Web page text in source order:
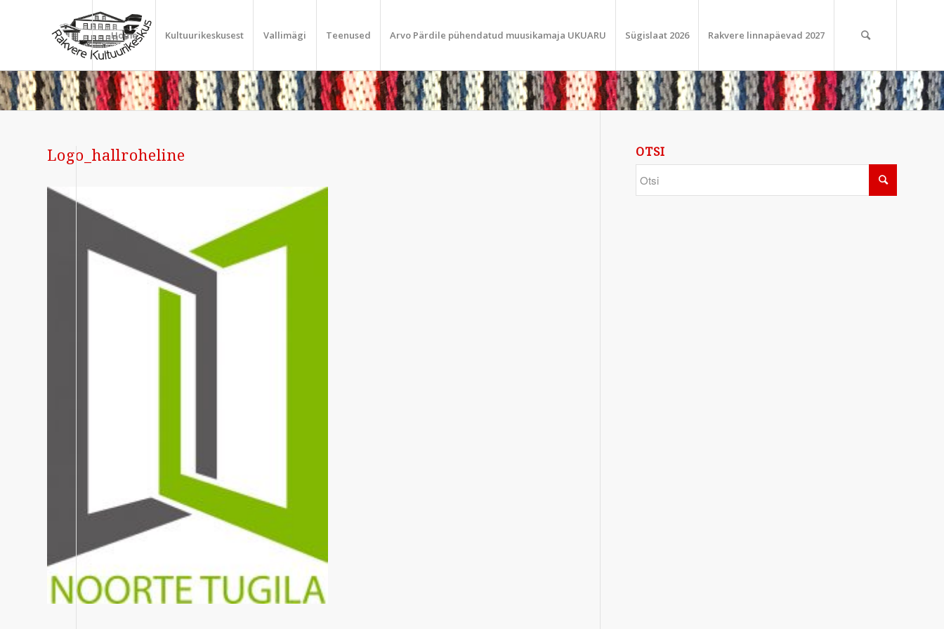
Home Kultuurikeskusest Vallimägi Teenused Arvo Pärdile pühendatud muusikamaja UKUARU Sügislaat 2026 Rakvere linnapäevad 2027
Logo_hallroheline OTSI